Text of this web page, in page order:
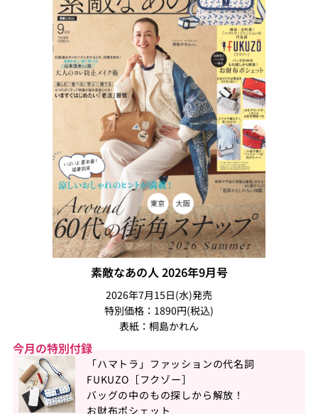
素敵なあの人 2026年9月号
2026年7月15日(水)発売
特別価格：1890円(税込)
表紙：桐島かれん
今月の特別付録
「ハマトラ」ファッションの代名詞
FUKUZO［フクゾー］
バッグの中のもの探しから解放！
お財布ポシェット